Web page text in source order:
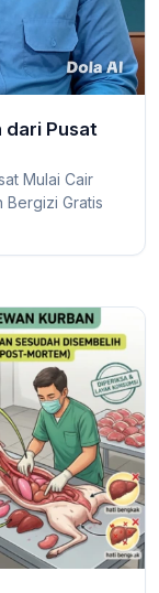
dari Pusat
Mulai Cair
Bergizi Gratis